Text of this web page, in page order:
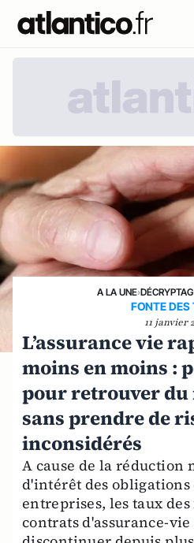
A LA UNE›
FONTE DES
11 janvier
L’assurance vie
moins en moins :
pour retrouver du
sans prendre de
inconsidérés
A cause de la réduction
d'intérêt des obligations
entreprises, les taux
contrats d'assurance-vie